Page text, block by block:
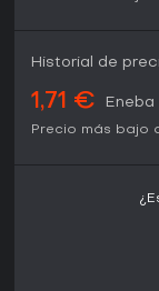
Historial de
1,71 € Eneba
Precio más bajo